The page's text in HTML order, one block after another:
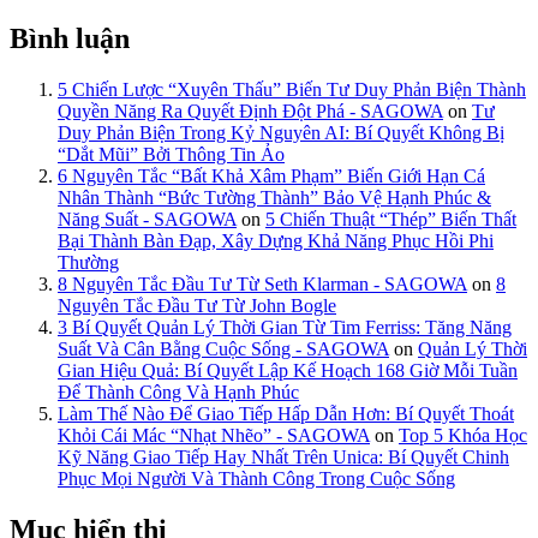
Bình luận
5 Chiến Lược “Xuyên Thấu” Biến Tư Duy Phản Biện Thành
Quyền Năng Ra Quyết Định Đột Phá - SAGOWA on Tư
Duy Phản Biện Trong Kỷ Nguyên AI: Bí Quyết Không Bị
“Dắt Mũi” Bởi Thông Tin Ảo
6 Nguyên Tắc “Bất Khả Xâm Phạm” Biến Giới Hạn Cá
Nhân Thành “Bức Tường Thành” Bảo Vệ Hạnh Phúc &
Năng Suất - SAGOWA on 5 Chiến Thuật “Thép” Biến Thất
Bại Thành Bàn Đạp, Xây Dựng Khả Năng Phục Hồi Phi
Thường
8 Nguyên Tắc Đầu Tư Từ Seth Klarman - SAGOWA on 8
Nguyên Tắc Đầu Tư Từ John Bogle
3 Bí Quyết Quản Lý Thời Gian Từ Tim Ferriss: Tăng Năng
Suất Và Cân Bằng Cuộc Sống - SAGOWA on Quản Lý Thời
Gian Hiệu Quả: Bí Quyết Lập Kế Hoạch 168 Giờ Mỗi Tuần
Để Thành Công Và Hạnh Phúc
Làm Thế Nào Để Giao Tiếp Hấp Dẫn Hơn: Bí Quyết Thoát
Khỏi Cái Mác “Nhạt Nhẽo” - SAGOWA on Top 5 Khóa Học
Kỹ Năng Giao Tiếp Hay Nhất Trên Unica: Bí Quyết Chinh
Phục Mọi Người Và Thành Công Trong Cuộc Sống
Mục hiển thị